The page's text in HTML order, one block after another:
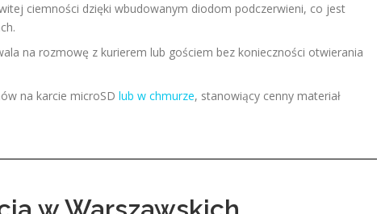
ciemności dzięki wbudowanym diodom podczerwieni, co jest
na rozmowę z kurierem lub gościem bez konieczności otwierania
na karcie microSD lub w chmurze, stanowiący cenny materiał